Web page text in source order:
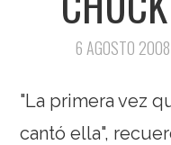
MIS VIAJES
6 AGOSTO 2008
"La primera vez
cantó ella",